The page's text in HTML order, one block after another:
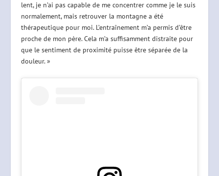
lent, je n’ai pas capable de me concentrer comme je le suis
normalement, mais retrouver la montagne a été
thérapeutique pour moi. L’entraînement m’a permis d’être
proche de mon père. Cela m’a suffisamment distraite pour
que le sentiment de proximité puisse être séparée de la
douleur. »